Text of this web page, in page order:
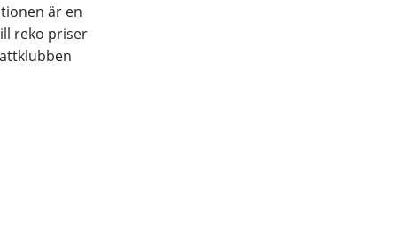
är en
reko priser